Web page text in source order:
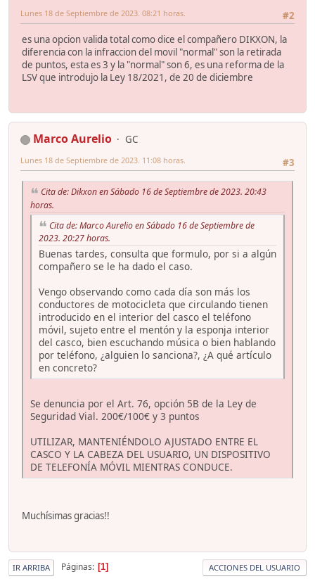
#2
Lunes 18 de Septiembre de 2023. 08:21 horas.
es una opcion valida total como dice el compañero DIKXON, la
diferencia con la infraccion del movil "normal" son la retirada
de puntos, esta es 3 y la "normal" son 6, es una reforma de la
LSV que introdujo la Ley 18/2021, de 20 de diciembre
Marco Aurelio
GC
#3
Lunes 18 de Septiembre de 2023. 11:08 horas.
Cita de: Dikxon en Sábado 16 de Septiembre de 2023. 20:43
horas.
Cita de: Marco Aurelio en Sábado 16 de Septiembre de
2023. 20:27 horas.
Buenas tardes, consulta que formulo, por si a algún
compañero se le ha dado el caso.
Vengo observando como cada día son más los
conductores de motocicleta que circulando tienen
introducido en el interior del casco el teléfono
móvil, sujeto entre el mentón y la esponja interior
del casco, bien escuchando música o bien hablando
por teléfono, ¿alguien lo sanciona?, ¿A qué artículo
en concreto?
Se denuncia por el Art. 76, opción 5B de la Ley de
Seguridad Vial. 200€/100€ y 3 puntos
UTILIZAR, MANTENIÉNDOLO AJUSTADO ENTRE EL
CASCO Y LA CABEZA DEL USUARIO, UN DISPOSITIVO
DE TELEFONÍA MÓVIL MIENTRAS CONDUCE.
Muchísimas gracias!!
IR ARRIBA Páginas 1 ACCIONES DEL USUARIO